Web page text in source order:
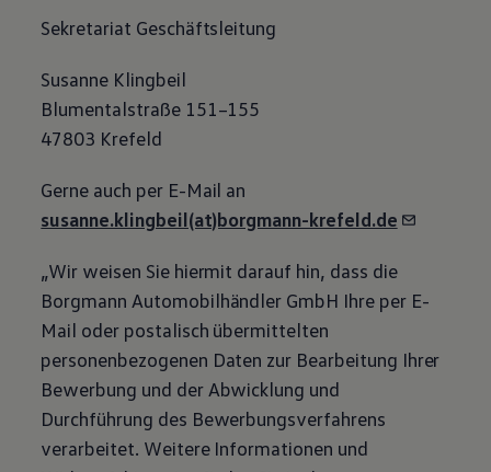
Sekretariat Geschäftsleitung
Susanne Klingbeil
Blumentalstraße 151–155
47803 Krefeld
Gerne auch per E-Mail an
susanne.klingbeil(at)borgmann-krefeld.de
„Wir weisen Sie hiermit darauf hin, dass die
Borgmann Automobilhändler GmbH Ihre per E-
Mail oder postalisch übermittelten
personenbezogenen Daten zur Bearbeitung Ihrer
Bewerbung und der Abwicklung und
Durchführung des Bewerbungsverfahrens
verarbeitet. Weitere Informationen und